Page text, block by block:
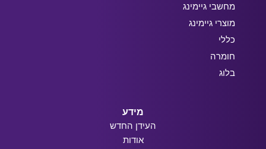
מחשבי גיימינג
מוצרי גיימינג
כללי
חומרה
בלוג
מידע
העידן החדש
אודות